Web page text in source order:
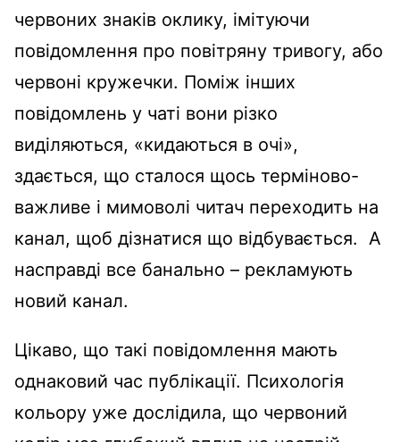
червоних знаків оклику, імітуючи
повідомлення про повітряну тривогу, або
червоні кружечки. Поміж інших
повідомлень у чаті вони різко
виділяються, «кидаються в очі»,
здається, що сталося щось терміново-
важливе і мимоволі читач переходить на
канал, щоб дізнатися що відбувається. А
насправді все банально – рекламують
новий канал.
Цікаво, що такі повідомлення мають
однаковий час публікації. Психологія
кольору уже дослідила, що червоний